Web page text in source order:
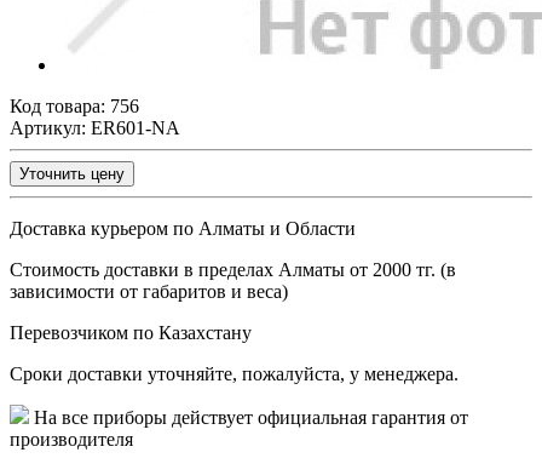
Код товара: 756
Артикул: ER601-NA
Уточнить цену
Доставка курьером по Алматы и Области
Стоимость доставки в пределах Алматы от 2000 тг. (в
зависимости от габаритов и веса)
Перевозчиком по Казахстану
Сроки доставки уточняйте, пожалуйста, у менеджера.
На все приборы действует официальная гарантия от
производителя